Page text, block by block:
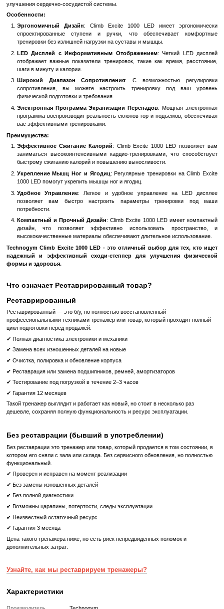
Описание
Сходи-степпер Technogym Climb Excite 1000 LED:
Тренировки для Укрепления Ног и Кардио
Technogym Climb Excite 1000 LED - это высококачественный
или в фитнес-центре. Благодаря передовым технологиям и
этот тренажер станет вашим надежным партнером для
улучшения сердечно-сосудистой системы.
Особенности:
Эргономичный Дизайн: Climb Excite 1000 LED имеет
спроектированные ступени и ручки, что
тренировки без излишней нагрузки на суставы и мышцы.
LED Дисплей с Информативным Отображением:
отображает важные показатели тренировок, такие как
шаги в минуту и калории.
Широкий Диапазон Сопротивления: С возможностью
сопротивления, вы можете настроить тренировку
физической подготовки и требования.
Электронная Программа Экранизации Перепадов
вас эффективными тренировками.
Преимущества:
Эффективное Сжигание Калорий: Climb Excite 1000 LED
заниматься высокоинтенсивными кардио-тренировками,
быстрому сжиганию калорий и повышению выносливости.
Укрепление Мышц Ног и Ягодиц
Удобное Управление: Легкое и удобное управление
позволяет вам быстро настроить параметры
потребности.
Компактный и Прочный Дизайн: Climb Excite 1000 LED
дизайн, что позволяет эффективно использовать
Technogym Climb Excite 1000 LED - это отличный выбор для
надежный и эффективный сходи-степпер для
формы и здоровья.
Что означает Реставрированный товар?
Реставрированный
Реставрированный — это б/у, но полностью восстановленный
профессиональными техниками тренажер или товар, который
цикл подготовки перед продажей:
✔ Полная диагностика электроники и механики
✔ Замена всех изношенных деталей на новые
✔ Реставрация или замена подшипников, ремней, амортизаторов
✔ Тестирование под погрузкой в ​​течение 2–3 часов